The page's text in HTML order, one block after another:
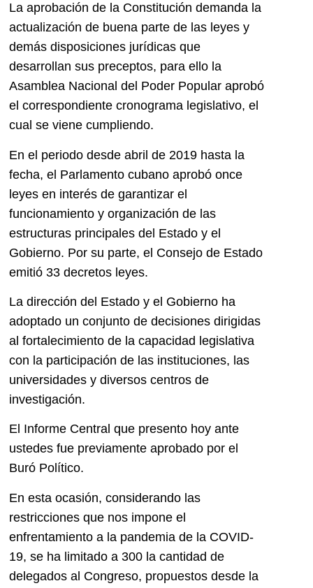
La aprobación de la Constitución demanda la
actualización de buena parte de las leyes y
demás disposiciones jurídicas que
desarrollan sus preceptos, para ello la
Asamblea Nacional del Poder Popular aprobó
el correspondiente cronograma legislativo, el
cual se viene cumpliendo.
En el periodo desde abril de 2019 hasta la
fecha, el Parlamento cubano aprobó once
leyes en interés de garantizar el
funcionamiento y organización de las
estructuras principales del Estado y el
Gobierno. Por su parte, el Consejo de Estado
emitió 33 decretos leyes.
La dirección del Estado y el Gobierno ha
adoptado un conjunto de decisiones dirigidas
al fortalecimiento de la capacidad legislativa
con la participación de las instituciones, las
universidades y diversos centros de
investigación.
El Informe Central que presento hoy ante
ustedes fue previamente aprobado por el
Buró Político.
En esta ocasión, considerando las
restricciones que nos impone el
enfrentamiento a la pandemia de la COVID-
19, se ha limitado a 300 la cantidad de
delegados al Congreso, propuestos desde la